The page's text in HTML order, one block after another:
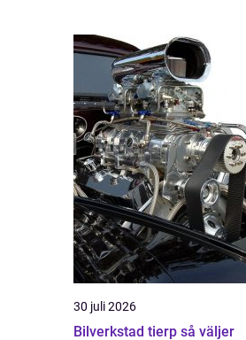
30 juli 2026
Bilverkstad tierp så väljer